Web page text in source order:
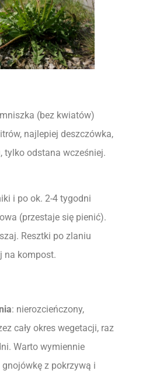
(bez kwiatów)
najlepiej deszczówka,
tylko odstana wcześniej.
i po ok. 2-4 tygodni
(przestaje się pienić).
Resztki po zlaniu
na kompost.
: nierozcieńczony,
cały okres wegetacji, raz
Warto wymiennie
z pokrzywą i